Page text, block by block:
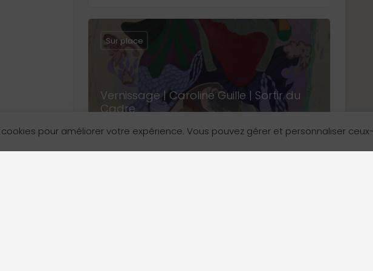
Vernissage | Caroline Guille | Sortir du
Cadre
17 septembre 2026 18:00 - 17 septembre 2026 20:00
Sur place
pour améliorer votre expérience. Vous pouvez gérer et personnaliser